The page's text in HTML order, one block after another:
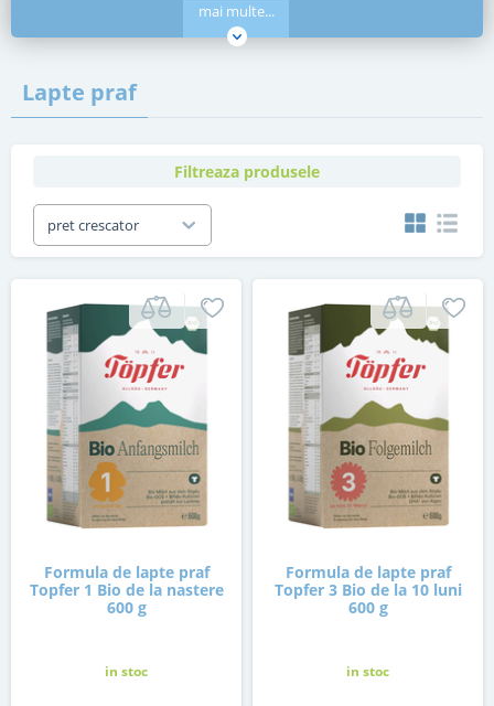
mai multe...
Lapte praf
Filtreaza produsele
pret crescator
Formula de lapte praf
Topfer 1 Bio de la nastere
600 g
in stoc
Formula de lapte praf
Topfer 3 Bio de la 10 luni
600 g
in stoc